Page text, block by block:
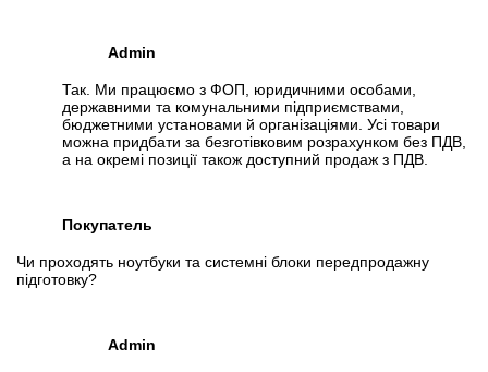
Admin
Так. Ми працюємо з ФОП, юридичними особами,
державними та комунальними підприємствами,
бюджетними установами й організаціями. Усі товари
можна придбати за безготівковим розрахунком без ПДВ,
а на окремі позиції також доступний продаж з ПДВ.
Покупатель
Чи проходять ноутбуки та системні блоки передпродажну
підготовку?
Admin